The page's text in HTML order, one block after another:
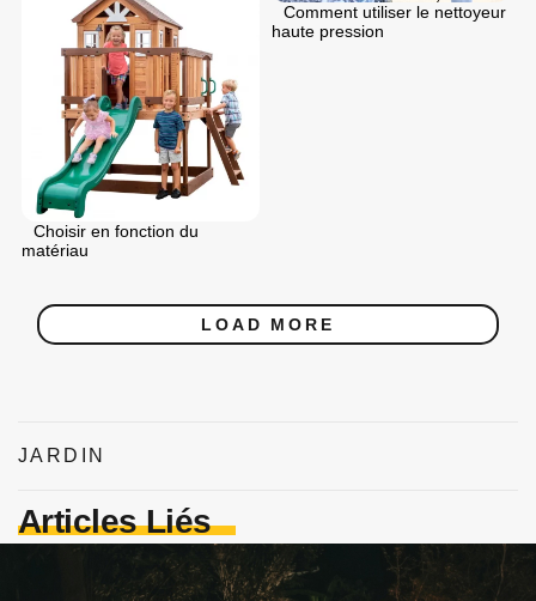
Comment utiliser le nettoyeur
haute pression
Choisir en fonction du
matériau
LOAD MORE
JARDIN
Articles Liés